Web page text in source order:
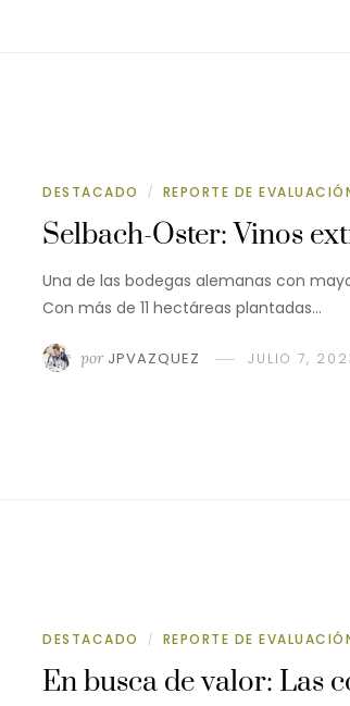
DESTACADO / REPORTE DE
Selbach-Oster: Vinos
Una de las bodegas alemanas con
Con más de 11 hectáreas plantadas…
por JPVAZQUEZ JULIO 7,
DESTACADO / REPORTE DE
En busca de valor: Las